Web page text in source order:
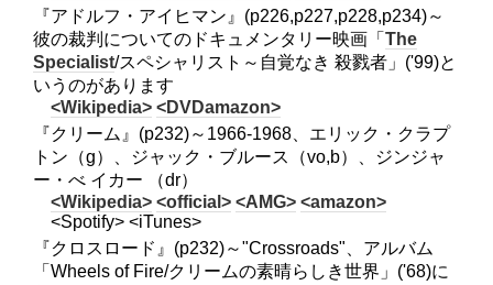
『アドルフ・アイヒマン』(p226,p227,p228,p234)～
彼の裁判についてのドキュメンタリー映画「 The
Specialist/スペシャリスト～自覚なき 殺戮者」('99)と
いうのがあります
<Wikipedia> <DVDamazon>
『クリーム』(p232)～1966-1968、エリック・クラプ
トン（g）、ジャック・ブルース（vo,b）、ジンジャ
ー・べ イカー （dr）
<Wikipedia> <official> <AMG> <amazon>
<Spotify> <iTunes>
『クロスロード』(p232)～"Crossroads"、アルバム
「Wheels of Fire/クリームの素晴らしき世界」('68)に